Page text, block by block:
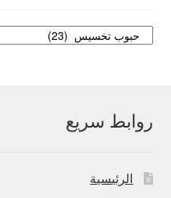
روابط سريع
الرئيسية